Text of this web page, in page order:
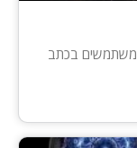
משתמשים בכתב